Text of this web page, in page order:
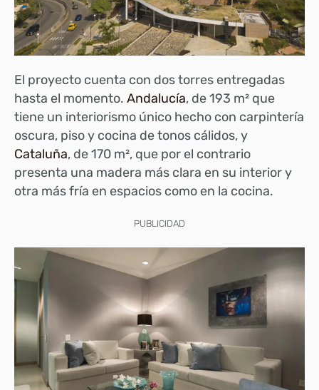
El proyecto cuenta con dos torres entregadas
hasta el momento. Andalucía, de 193 m² que
tiene un interiorismo único hecho con carpintería
oscura, piso y cocina de tonos cálidos, y
Cataluña, de 170 m², que por el contrario
presenta una madera más clara en su interior y
otra más fría en espacios como en la cocina.
PUBLICIDAD